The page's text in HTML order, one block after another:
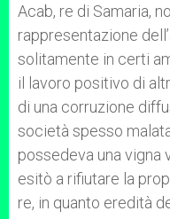
Acab, re di Samaria,
rappresentazione
solitamente in certi
il lavoro positivo di
di una corruzione
società spesso
possedeva una vigna
esitò a rifiutare la
re, in quanto eredità